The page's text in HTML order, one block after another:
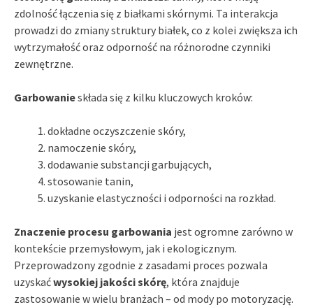
zdolność łączenia się z białkami skórnymi. Ta interakcja
prowadzi do zmiany struktury białek, co z kolei zwiększa ich
wytrzymałość oraz odporność na różnorodne czynniki
zewnętrzne.
Garbowanieskłada się z kilku kluczowych kroków:
dokładne oczyszczenie skóry,
namoczenie skóry,
dodawanie substancji garbujących,
stosowanie tanin,
uzyskanie elastyczności i odporności na rozkład.
Znaczenie procesu garbowania jest ogromne zarówno w
kontekście przemysłowym, jak i ekologicznym.
Przeprowadzony zgodnie z zasadami proces pozwala
uzyskaćwysokiej jakości skórę, która znajduje
zastosowanie w wielu branżach – od mody po motoryzację.